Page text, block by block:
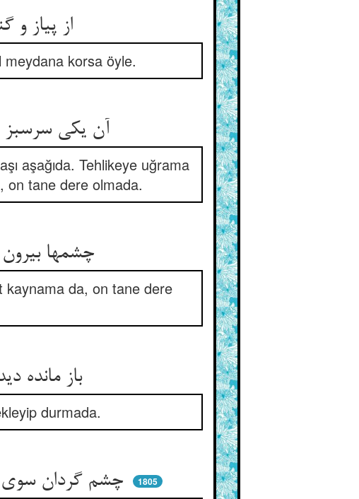
meydana korsa öyle.
aşağıda. Tehlikeye uğrama
on tane dere olmada.
چشمها بیرون جهید از خطر ** گشته ده چشمه ز بیم مستقر
kaynama da, on tane dere
باز مانده دیده‌ها در انتظار ** تا که نامه ناید از سوی یسار
durmada.
چشم گردان سوی راست و سوی چپ ** زانک نبود بخت نامه‌ی راست زپ 1805